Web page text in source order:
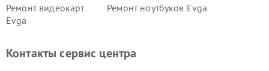
Ремонт видеокарт
Evga
Ремонт ноутбуков Evga
Контакты сервис центра